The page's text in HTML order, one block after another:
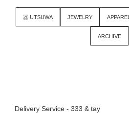
器 UTSUWA JEWELRY APPAREL
ARCHIVE
Delivery Service - 333 & tay